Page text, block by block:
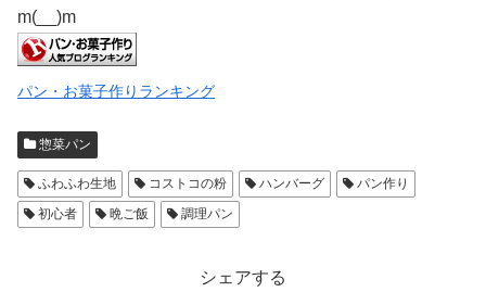
m(__)m
パン・お菓子作りランキング
惣菜パン
ふわふわ生地 コストコの粉 ハンバーグ
パン作り
初心者
晩ご飯 調理パン
シェアする